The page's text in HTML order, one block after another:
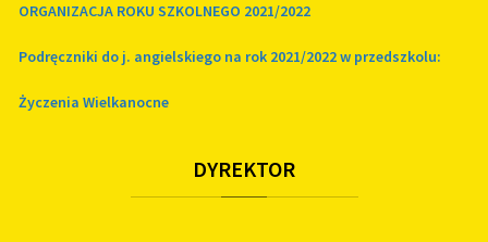
ORGANIZACJA ROKU SZKOLNEGO 2021/2022
Podręczniki do j. angielskiego na rok 2021/2022 w przedszkolu:
Życzenia Wielkanocne
DYREKTOR